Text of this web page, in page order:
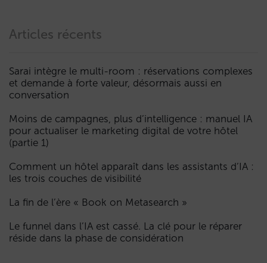
Articles récents
Sarai intègre le multi-room : réservations complexes
et demande à forte valeur, désormais aussi en
conversation
Moins de campagnes, plus d’intelligence : manuel IA
pour actualiser le marketing digital de votre hôtel
(partie 1)
Comment un hôtel apparaît dans les assistants d’IA :
les trois couches de visibilité
La fin de l’ère « Book on Metasearch »
Le funnel dans l’IA est cassé. La clé pour le réparer
réside dans la phase de considération